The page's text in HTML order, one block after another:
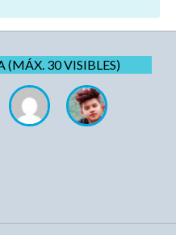
(MÁX. 30 VISIBLES)